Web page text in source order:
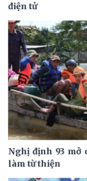
điện tử
Nghị định 93 mở
làm từ thiện